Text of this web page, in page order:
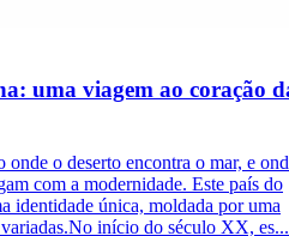
uma viagem ao coração
o deserto encontra o mar, e
com a modernidade. Este país do
identidade única, moldada por uma
início do século XX, es...